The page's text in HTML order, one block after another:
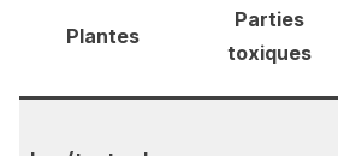
Plantes
Parties
toxiques